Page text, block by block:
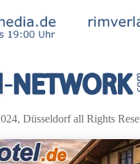
Düsseldorf all Rights